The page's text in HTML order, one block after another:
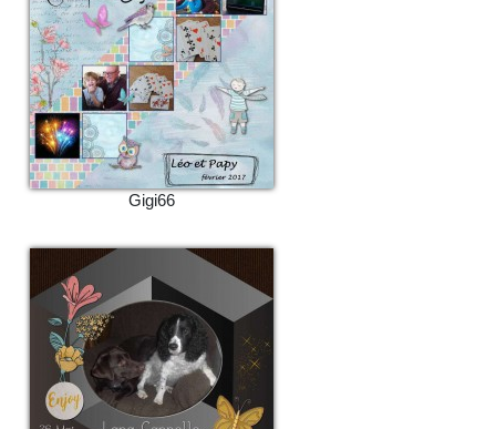
Gigi66